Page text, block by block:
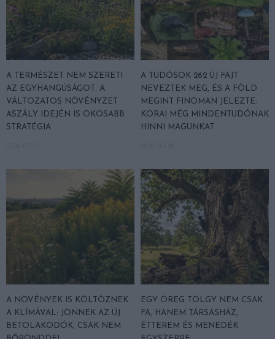
A TERMÉSZET NEM SZERETI
AZ EGYHANGÚSÁGOT: A
VÁLTOZATOS NÖVÉNYZET
ASZÁLY IDEJÉN IS OKOSABB
STRATÉGIA
A TUDÓSOK 262 ÚJ FAJT
NEVEZTEK MEG, ÉS A FÖLD
MEGINT FINOMAN JELEZTE:
KORAI MÉG MINDENTUDÓNAK
HINNI MAGUNKAT
A NÖVÉNYEK IS KÖLTÖZNEK
A KLÍMÁVAL: JÖNNEK AZ ÚJ
BETOLAKODÓK, CSAK NEM
EGY ÖREG TÖLGY NEM CSAK
FA, HANEM TÁRSASHÁZ,
ÉTTEREM ÉS MENEDÉK